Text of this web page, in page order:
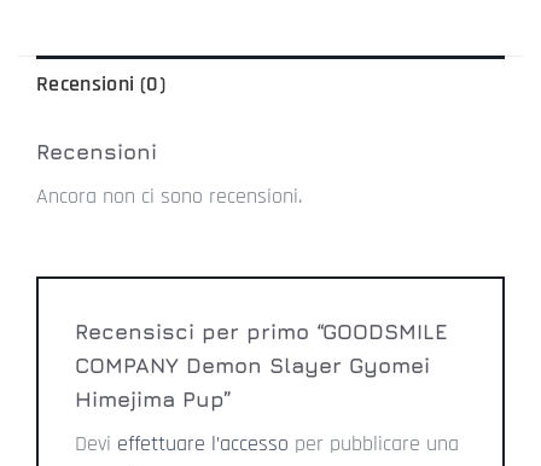
Recensioni (0)
Recensioni
Ancora non ci sono recensioni.
Recensisci per primo “GOODSMILE
COMPANY Demon Slayer Gyomei
Himejima Pup”
Devi effettuare l’accesso per pubblicare una